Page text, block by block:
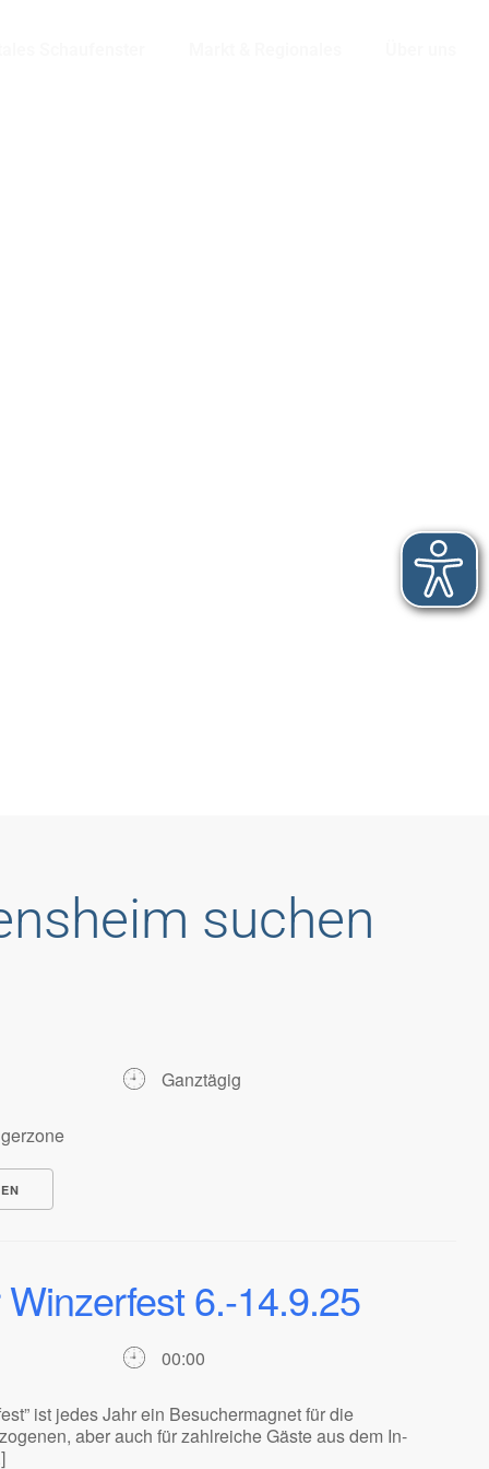
suchen
Ganztägig
6.-14.9.25
00:00
ist jedes Jahr ein Besuchermagnet für die
aber auch für zahlreiche Gäste aus dem In-